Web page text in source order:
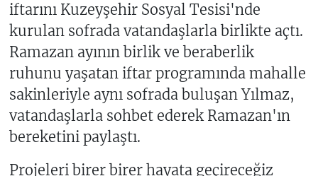
iftarını Kuzeyşehir Sosyal Tesisi'nde
kurulan sofrada vatandaşlarla birlikte açtı.
Ramazan ayının birlik ve beraberlik
ruhunu yaşatan iftar programında mahalle
sakinleriyle aynı sofrada buluşan Yılmaz,
vatandaşlarla sohbet ederek Ramazan'ın
bereketini paylaştı.
Projeleri birer birer hayata geçireceğiz